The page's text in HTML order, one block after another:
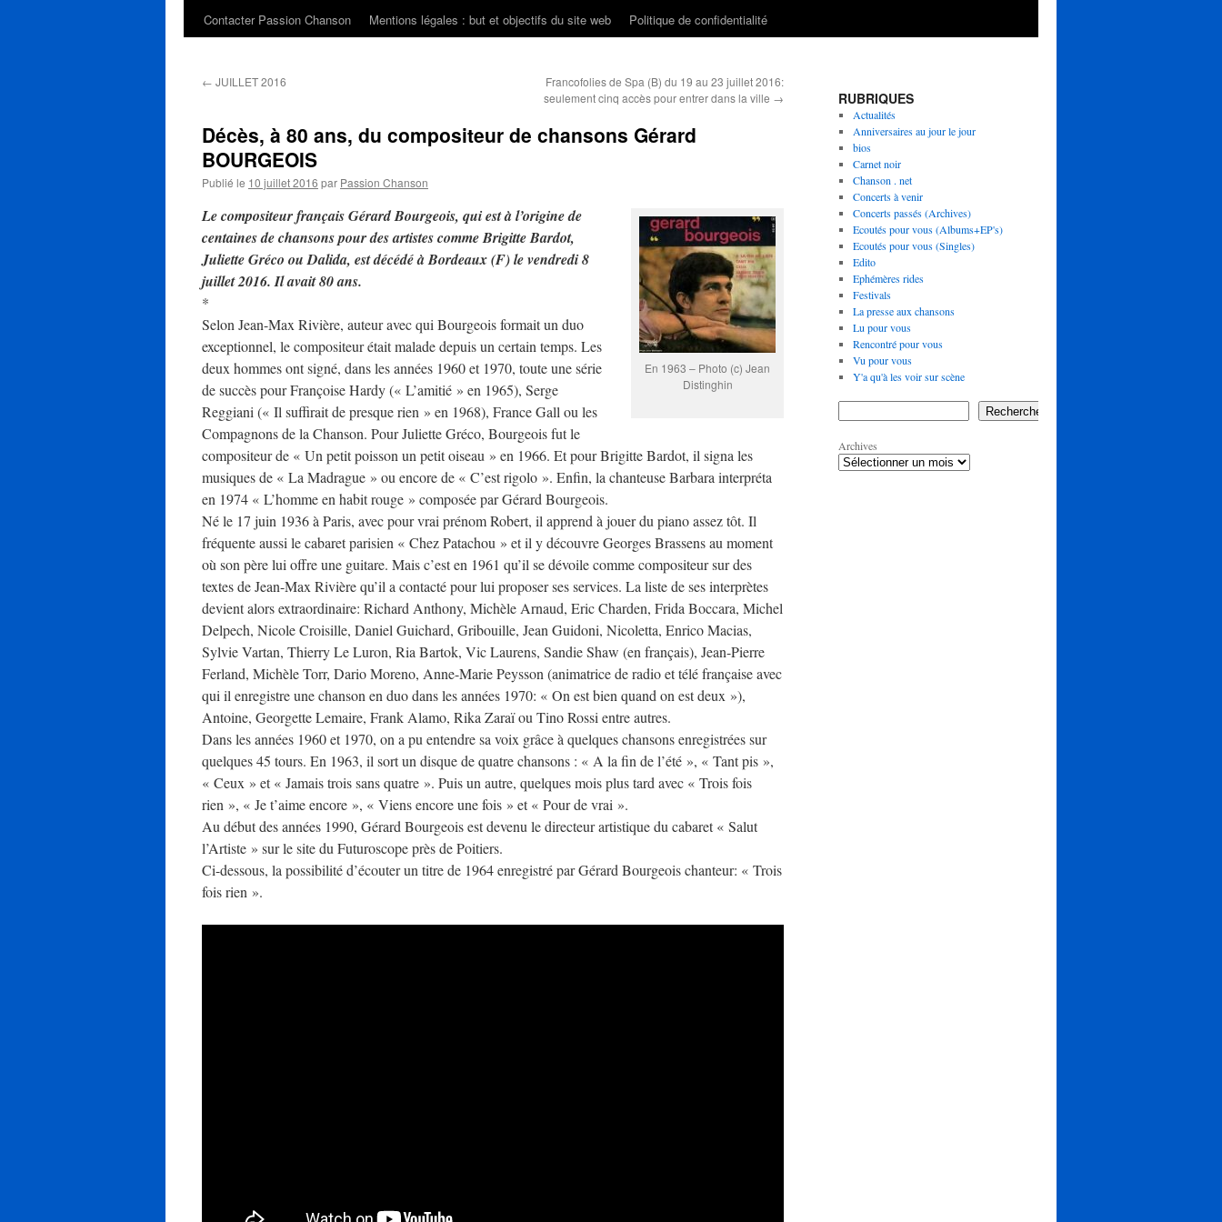
Contacter Passion Chanson
Mentions légales : but et objectifs du site web Politique de confidentialité
← JUILLET 2016
Francofolies de Spa (B) du 19 au 23 juillet 2016:
seulement cinq accès pour entrer dans la ville →
Décès, à 80 ans, du compositeur de chansons Gérard
BOURGEOIS
Publié le 10 juillet 2016 par Passion Chanson
En 1963 – Photo (c) Jean
Distinghin
Lecompositeur français Gérard Bourgeois, qui est à l’origine de
centaines de chansons pour des artistes comme Brigitte Bardot,
Juliette Gréco ou Dalida, est décédé à Bordeaux (F) le vendredi 8
juillet 2016. Il avait 80 ans.
*
Selon Jean-Max Rivière, auteur avec qui Bourgeois formait un duo
exceptionnel, le compositeur était malade depuis un certain temps. Les
deux hommes ont signé, dans les années 1960 et 1970, toute une série
de succès pour Françoise Hardy (« L’amitié » en 1965), Serge
Reggiani (« Il suffirait de presque rien » en 1968), France Gall ou les
Compagnons de la Chanson. Pour Juliette Gréco, Bourgeois fut le
compositeur de « Un petit poisson un petit oiseau » en 1966. Et pour Brigitte Bardot, il signa les
musiques de « La Madrague » ou encore de « C’est rigolo ». Enfin, la chanteuse Barbara interpréta
en 1974 « L’homme en habit rouge » composée par Gérard Bourgeois.
Né le 17 juin 1936 à Paris, avec pour vrai prénom Robert, il apprend à jouer du piano assez tôt. Il
fréquente aussi le cabaret parisien « Chez Patachou » et il y découvre Georges Brassens au moment
où son père lui offre une guitare. Mais c’est en 1961 qu’il se dévoile comme compositeur sur des
textes de Jean-Max Rivière qu’il a contacté pour lui proposer ses services. La liste de ses interprètes
devient alors extraordinaire: Richard Anthony, Michèle Arnaud, Eric Charden, Frida Boccara, Michel
Delpech, Nicole Croisille, Daniel Guichard, Gribouille, Jean Guidoni, Nicoletta, Enrico Macias,
Sylvie Vartan, Thierry Le Luron, Ria Bartok, Vic Laurens, Sandie Shaw (en français), Jean-Pierre
Ferland, Michèle Torr, Dario Moreno, Anne-Marie Peysson (animatrice de radio et télé française avec
qui il enregistre une chanson en duo dans les années 1970: « On est bien quand on est deux »),
Antoine, Georgette Lemaire, Frank Alamo, Rika Zaraï ou Tino Rossi entre autres.
Dans les années 1960 et 1970, on a pu entendre sa voix grâce à quelques chansons enregistrées sur
quelques 45 tours. En 1963, il sort un disque de quatre chansons : « A la fin de l’été », « Tant pis »,
« Ceux » et « Jamais trois sans quatre ». Puis un autre, quelques mois plus tard avec « Trois fois
rien », « Je t’aime encore », « Viens encore une fois » et « Pour de vrai ».
Au début des années 1990, Gérard Bourgeois est devenu le directeur artistique du cabaret « Salut
l’Artiste » sur le site du Futuroscope près de Poitiers.
Ci-dessous, la possibilité d’écouter un titre de 1964 enregistré par Gérard Bourgeois chanteur: « Trois
fois rien ».
RUBRIQUES
Actualités
Anniversaires au jour le jour
bios
Carnet noir
Chanson . net
Concerts à venir
Concerts passés (Archives)
Ecoutés pour vous (Albums+EP's)
Ecoutés pour vous (Singles)
Edito
Ephémères rides
Festivals
La presse aux chansons
Lu pour vous
Rencontré pour vous
Vu pour vous
Y'a qu'à les voir sur scène
Rechercher
Archives